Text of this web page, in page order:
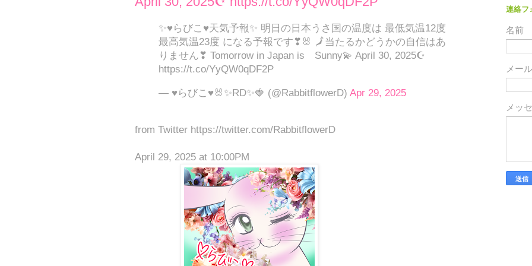
✨♥らびこ♥天気予報✨ 明日の日本うさ国の温度は 最低気温12度
最高気温23度 になる予報です❣🐰 🗾当たるかどうかの自信はあ
りません❣ Tomorrow in Japan is Sunny💫 April 30, 2025☪
https://t.co/YyQW0qDF2P
— ♥らびこ♥🐰✨RD✨🍓 (@RabbitflowerD) Apr 29, 2025
from Twitter https://twitter.com/RabbitflowerD
April 29, 2025 at 10:00PM
連絡フ
名前
メール
メッ